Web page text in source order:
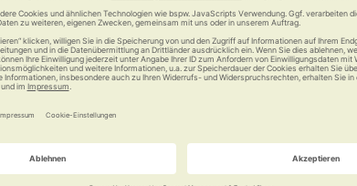
RUSSKA Stockhalter
So bleibt Ihr Stock am Tisch